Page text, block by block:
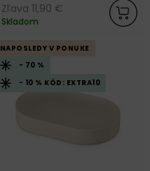
Zľava 11,90 €
Skladom
NAPOSLEDY V PONUKE
- 70 %
- 10 % KÓD: EXTRA10